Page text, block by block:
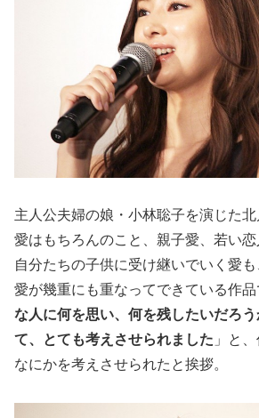
主人公夫婦の娘・小林聡子を演じた
愛はもちろんのこと、親子愛、若い
自分たちの子供に受け継いでいく愛
愛が幾重にも重なってできている作品
な人に何を思い、何を残したいだろ
て、とても考えさせられました 」と
なにかを考えさせられたと挨拶。